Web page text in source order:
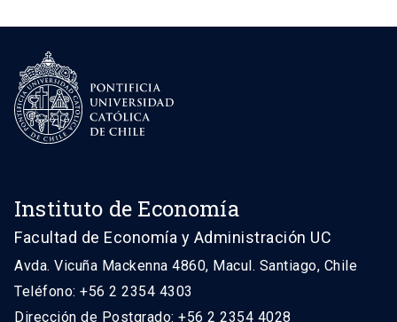
Instituto de Economía
Facultad de Economía y Administración UC
Avda. Vicuña Mackenna 4860, Macul. Santiago, Chile
Teléfono: +56 2 2354 4303
Dirección de Postgrado: +56 2 2354 4028